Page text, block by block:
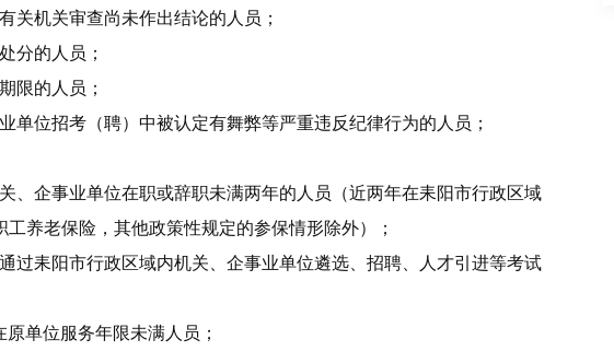
关机关审查尚未作出结论的人员；
分的人员；
限的人员；
单位招考（聘）中被认定有舞弊等严重违反纪律行为的人员；
、企事业单位在职或辞职未满两年的人员（近两年在耒阳市行政区域
养老保险，其他政策性规定的参保情形除外）；
过耒阳市行政区域内机关、企事业单位遴选、招聘、人才引进等考试
原单位服务年限未满人员；